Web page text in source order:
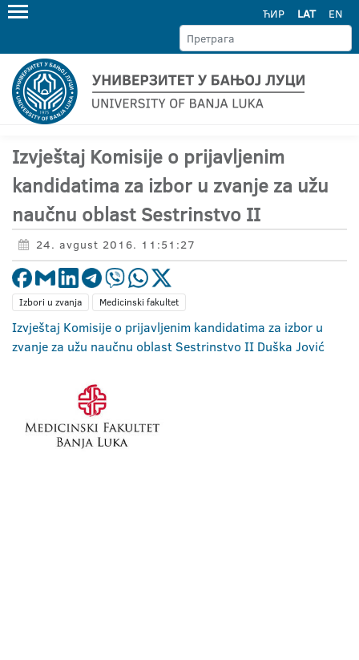
ЋИР LAT EN
Izvještaj Komisije o prijavljenim
kandidatima za izbor u zvanje za užu
naučnu oblast Sestrinstvo II
24. avgust 2016. 11:51:27
Izbori u zvanja Medicinski fakultet
Izvještaj Komisije o prijavljenim kandidatima za izbor u
zvanje za užu naučnu oblast Sestrinstvo II Duška Jović